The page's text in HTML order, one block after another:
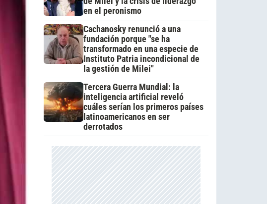
en el peronismo
Cachanosky renunció a una
fundación porque "se ha
transformado en una especie de
Instituto Patria incondicional de
la gestión de Milei"
Tercera Guerra Mundial: la
inteligencia artificial reveló
cuáles serían los primeros países
latinoamericanos en ser
derrotados